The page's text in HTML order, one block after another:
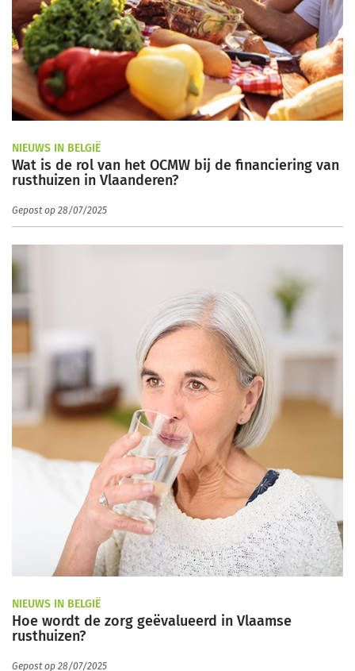
NIEUWS IN BELGIË
Wat is de rol van het OCMW bij de financiering van
rusthuizen in Vlaanderen?
Gepost op 28/07/2025
NIEUWS IN BELGIË
Hoe wordt de zorg geëvalueerd in Vlaamse
rusthuizen?
Gepost op 28/07/2025